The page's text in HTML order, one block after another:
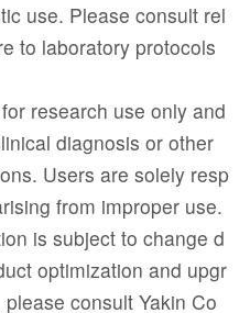
use. Please consult rel
to laboratory protocols
research use only and
diagnosis or other
Users are solely resp
from improper use.
is subject to change d
optimization and upgr
consult Yakin Co